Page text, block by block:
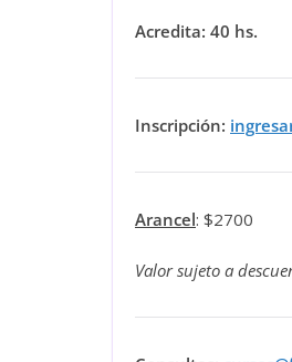
Acredita: 40 hs.
Inscripción:
Arancel: $2700
Valor sujeto a